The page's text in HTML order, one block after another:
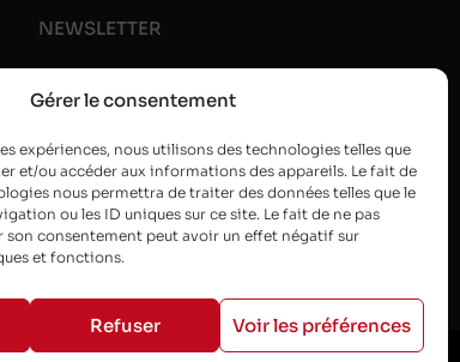
Gérer le consentement
expériences, nous utilisons des technologies telles que
et/ou accéder aux informations des appareils. Le fait de
nous permettra de traiter des données telles que le
ou les ID uniques sur ce site. Le fait de ne pas
son consentement peut avoir un effet négatif sur
et fonctions.
Refuser Voir les préférences
NEWSLETTER